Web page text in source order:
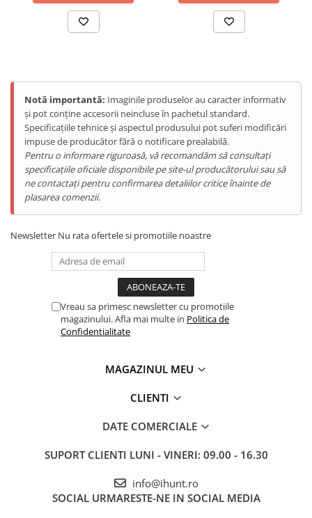
Notă importantă: Imaginile produselor au caracter informativ
și pot conține accesorii neincluse în pachetul standard.
Specificațiile tehnice și aspectul produsului pot suferi modificări
impuse de producător fără o notificare prealabilă.
Pentru o informare riguroasă, vă recomandăm să consultați
specificațiile oficiale disponibile pe site-ul producătorului sau să
ne contactați pentru confirmarea detaliilor critice înainte de
plasarea comenzii.
Newsletter Nu rata ofertele si promotiile noastre
Vreau sa primesc newsletter cu promotiile
magazinului. Afla mai multe in Politica de
Confidentialitate
MAGAZINUL MEU
CLIENTI
DATE COMERCIALE
SUPORT CLIENTI LUNI - VINERI: 09.00 - 16.30
info@ihunt.ro
SOCIAL URMARESTE-NE IN SOCIAL MEDIA